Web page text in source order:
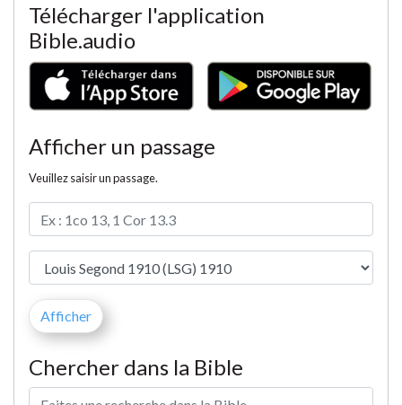
Télécharger l'application
Bible.audio
Afficher un passage
Veuillez saisir un passage.
Chercher dans la Bible